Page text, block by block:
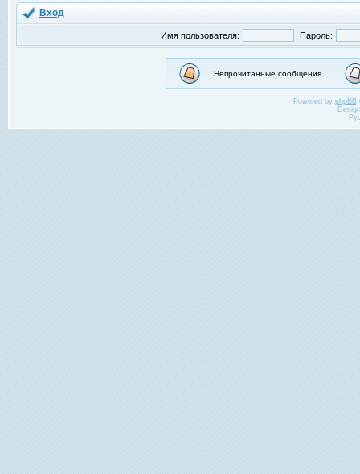
Вход
Имя пользователя: Пароль:
Непрочитанные сообщения
Powered by phpBB